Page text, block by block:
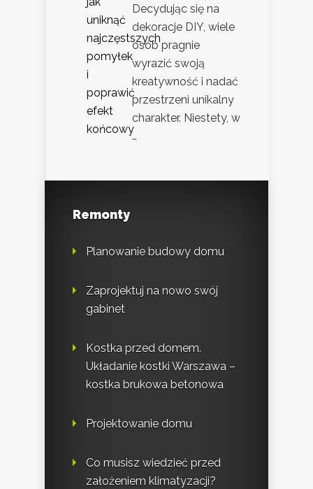
Decydując się na
dekoracje DIY, wiele
osób pragnie
wyrazić swoją
kreatywność i nadać
przestrzeni unikalny
charakter. Niestety, w
…
Remonty
Planowanie budowy domu
Zaprojektuj na nowo swój
gabinet
Kostka przed domem.
Układanie kostki Warszawa –
kostka brukowa betonowa
Projektowanie domu
Co musisz wiedzieć przed
założeniem klimatyzacji?